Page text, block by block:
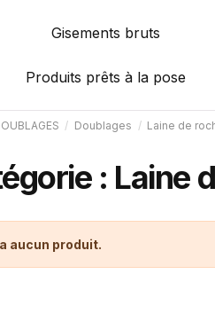
Gisements bruts
Produits prêts à la pose
Doublages Laine de
: Laine
aucun produit.